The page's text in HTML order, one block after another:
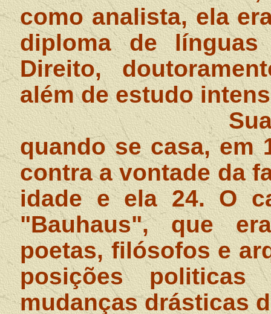
como analista, ela
diploma de
Direito,
além de estudo
quando se casa, em
contra a vontade da
idade e ela 24. O
"Bauhaus", que
poetas, filósofos e
posições politicas
mudanças drásticas